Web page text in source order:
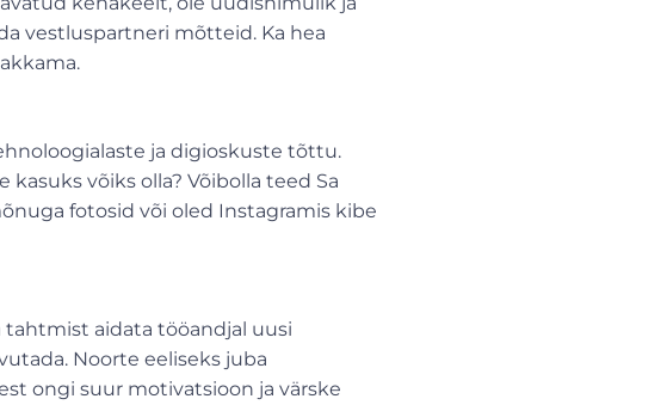
vestluspartneri mõtteid. Ka hea
ja digioskuste tõttu.
võiks olla? Võibolla teed Sa
fotosid või oled Instagramis kibe
tahtmist aidata tööandjal uusi
Noorte eeliseks juba
ongi suur motivatsioon ja värske